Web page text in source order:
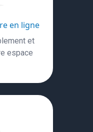
en ligne
et
espace